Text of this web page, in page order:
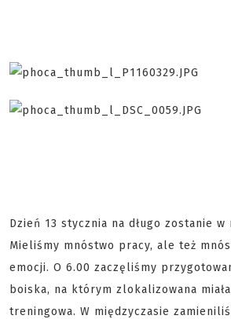
Dzień 13 stycznia na długo zostanie w
Mieliśmy mnóstwo pracy, ale też
emocji. O 6.00 zaczęliśmy
boiska, na którym zlokalizowana
treningowa. W międzyczasie